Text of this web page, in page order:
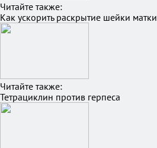
Читайте также:
Как ускорить раскрытие шейки матки
Читайте также:
Тетрациклин против герпеса